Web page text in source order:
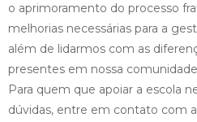
o aprimoramento do processo
melhorias necessárias para a
além de lidarmos com as
presentes em nossa
Para quem que apoiar a escola
dúvidas, entre em contato com